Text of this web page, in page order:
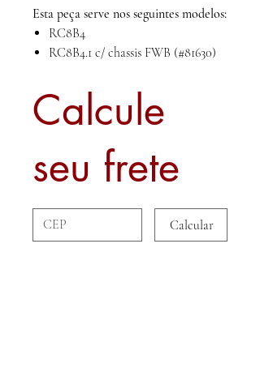
Esta peça serve nos seguintes modelos:
RC8B4
RC8B4.1 c/ chassis FWB (#81630)
Calcule
seu frete
Calcular